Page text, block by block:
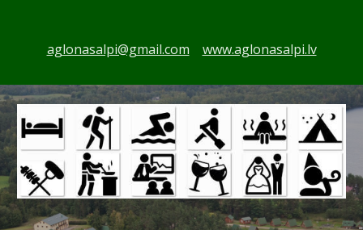
aglonasalpi@gmail.com www.aglonasalpi.lv